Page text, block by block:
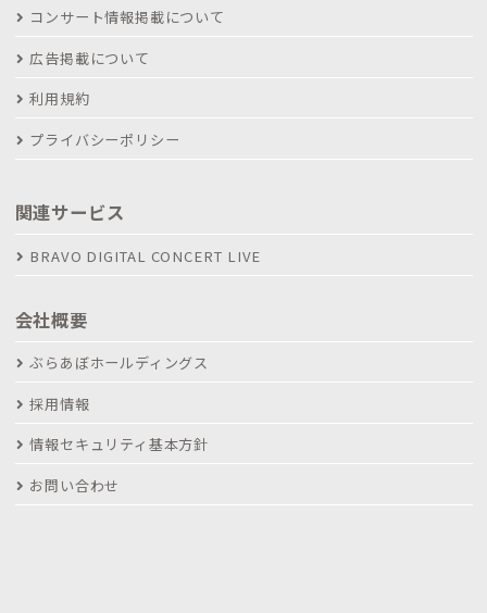
コンサート情報掲載について
広告掲載について
利用規約
プライバシーポリシー
関連サービス
BRAVO DIGITAL CONCERT LIVE
会社概要
ぶらあぼホールディングス
採用情報
情報セキュリティ基本方針
お問い合わせ